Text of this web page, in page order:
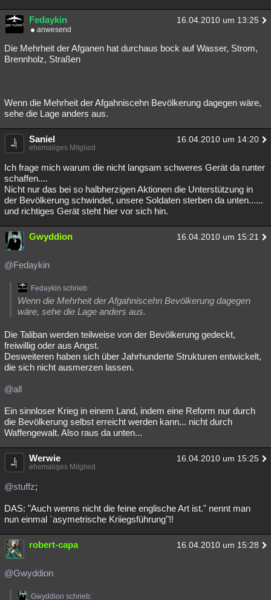
Fedaykin 16.04.2010 um 13:25
anwesend
Die Mehrheit der Afganen hat durchaus bock auf Wasser, Strom,
Brennholz, Straßen
Wenn die Mehrheit der Afgahniscehn Bevölkerung dagegen wäre,
sehe die Lage anders aus.
Saniel 16.04.2010 um 14:20
ehemaliges Mitglied
Ich frage mich warum die nicht langsam schweres Gerät da runter
schaffen....
Nicht nur das bei so halbherzigen Aktionen die Unterstützung in
der Bevölkerung schwindet, unsere Soldaten sterben da unten......
und richtiges Gerät steht hier vor sich hin.
Gwyddion 16.04.2010 um 15:21
@Fedaykin
Fedaykin schrieb:
Wenn die Mehrheit der Afgahniscehn Bevölkerung dagegen
wäre, sehe die Lage anders aus.
Die Taliban werden teilweise von der Bevölkerung gedeckt,
freiwillig oder aus Angst.
Desweiteren haben sich über Jahrhunderte Strukturen entwickelt,
die sich nicht ausmerzen lassen.
@all
Ein sinnloser Krieg in einem Land, indem eine Reform nur durch
die Bevölkerung selbst erreicht werden kann... nicht durch
Waffengewalt. Also raus da unten...
Werwie 16.04.2010 um 15:25
ehemaliges Mitglied
@stuffz;
DAS: "Auch wenns nicht die feine englische Art ist." nennt man
nun einmal `asymetrische Kriiegsführung"!!
robert-capa 16.04.2010 um 15:28
@Gwyddion
Gwyddion schrieb: